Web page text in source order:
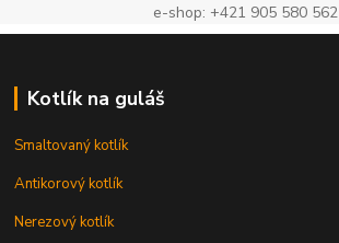
e-shop: +421 905 580 562
Kotlík na guláš
Smaltovaný kotlík
Antikorový kotlík
Nerezový kotlík